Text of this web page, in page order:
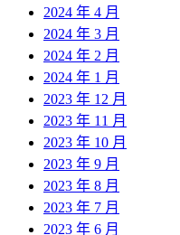
2024 年 4 月
2024 年 3 月
2024 年 2 月
2024 年 1 月
2023 年 12 月
2023 年 11 月
2023 年 10 月
2023 年 9 月
2023 年 8 月
2023 年 7 月
2023 年 6 月